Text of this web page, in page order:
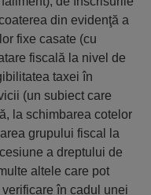
din evidenţă a
fixe casate (cu
fiscală la nivel de
taxei în
(un subiect care
la schimbarea cotelor
grupului fiscal la
a dreptului de
altele care pot
în cadul unei